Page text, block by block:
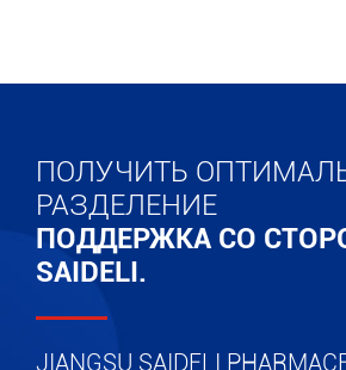
ПОЛУЧИТЬ
РАЗДЕЛЕНИЕ
ПОДДЕРЖКА СО
SAIDELI.
JIANGSU SAIDELI